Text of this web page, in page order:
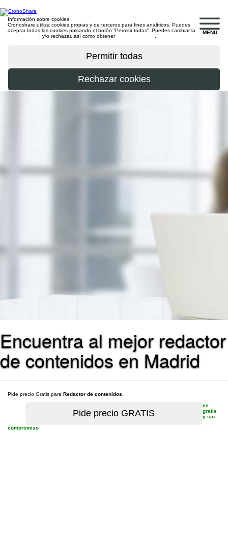
MENU
Información sobre cookies
Cronoshare utiliza cookies propias y de terceros para fines analíticos. Puedes
aceptar todas las cookies pulsando el botón “Permitir todas”. Puedes cambiar la
, y/o rechazar, así como obtener
Encuentra al mejor redactor
de contenidos en Madrid
Pide precio Gratis para Redactor de contenidos
es
gratis
y sin
compromiso